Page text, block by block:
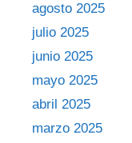
agosto 2025
julio 2025
junio 2025
mayo 2025
abril 2025
marzo 2025